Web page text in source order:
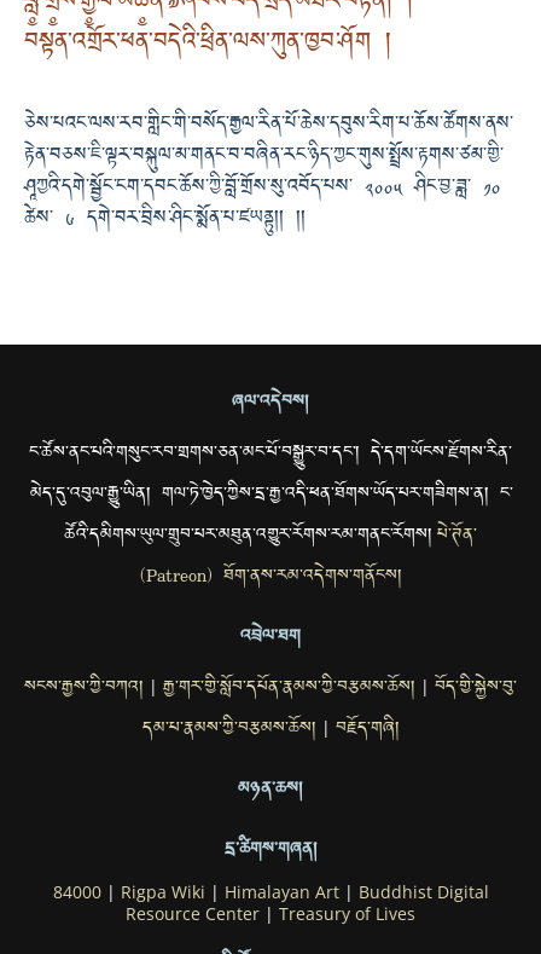
བསྟན་འགྲོར་ཕན་བདེའི་ཕྲིན་ལས་ཀུན་ཁྱབ་ཤོག །
ཅེས་པའང་ལས་རབ་གླིང་གི་བསོད་རྒྱལ་རིན་པོ་ཆེས་དབུས་རིག་པ་ཆོས་ཚོགས་ནས་
རྟེན་བཅས་ཇི་ལྟར་བསྐུལ་མ་གནང་བ་བཞིན་རང་ཉིད་ཀྱང་གུས་སྤྲོས་རྟགས་ཙམ་གྱི་
ཤཱཀྱའི་དགེ་སྦྱོང་ངག་དབང་ཆོས་ཀྱི་བློ་གྲོས་སུ་འབོད་པས་ ༢༠༠༥ ཤིང་བྱ་ཟླ་ ༡༠
ཚེས་ ༦ དགེ་བར་བྲིས་ཤིང་སྨོན་པ་ཛཡནྟུ།། །།
ཞལ་འདེབས།
ང་ཚོས་ནང་པའི་གསུང་རབ་གྲགས་ཅན་མང་པོ་བསྒྱུར་བ་དང་། དེ་དག་ཡོངས་རྫོགས་རིན་
མེད་དུ་འབུལ་རྒྱུ་ཡིན། གལ་ཏེ་ཁྱེད་ཀྱིས་དྲ་རྒྱ་འདི་ཕན་ཐོགས་ཡོད་པར་གཟིགས་ན། ང་
ཚོའི་དམིགས་ཡུལ་གྲུབ་པར་མཐུན་འགྱུར་རོགས་རམ་གནང་རོགས།པེ་ཊོན་
(Patreon) ཐོག་ནས་རམ་འདེགས་གནོངས།
འབྲེལ་ཐག
སངས་རྒྱས་ཀྱི་བཀའ། | རྒྱ་གར་གྱི་སློབ་དཔོན་རྣམས་ཀྱི་བརྩམས་ཆོས། | བོད་གྱི་སྐྱེས་བུ་
དམ་པ་རྣམས་ཀྱི་བརྩམས་ཆོས། | བརྗོད་གཞི།
མཉན་ཆས།
དྲ་ཚིགས་གཞན།
84000| Rigpa Wiki | Himalayan Art| Buddhist Digital
Resource Center | Treasury of Lives